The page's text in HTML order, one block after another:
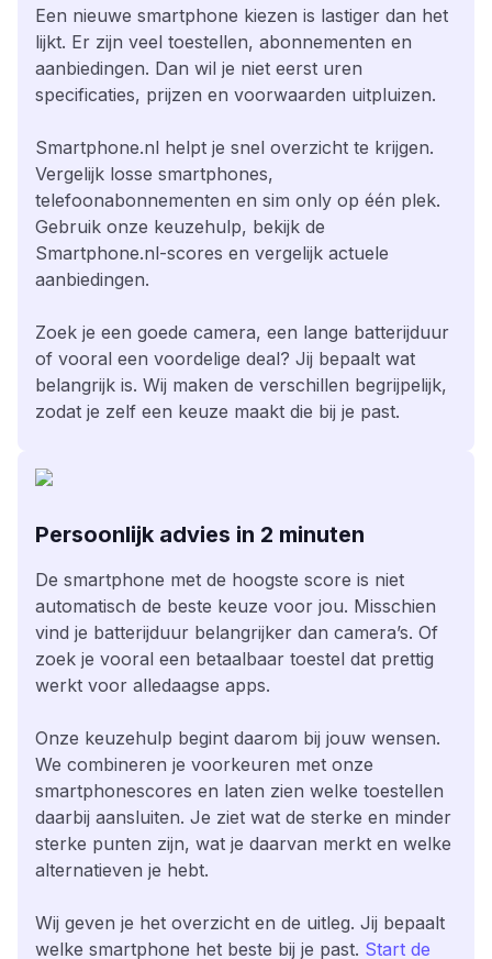
Een nieuwe smartphone kiezen is lastiger dan het
lijkt. Er zijn veel toestellen, abonnementen en
aanbiedingen. Dan wil je niet eerst uren
specificaties, prijzen en voorwaarden uitpluizen.
Smartphone.nl helpt je snel overzicht te krijgen.
Vergelijk losse smartphones,
telefoonabonnementen en sim only op één plek.
Gebruik onze keuzehulp, bekijk de
Smartphone.nl-scores en vergelijk actuele
aanbiedingen.
Zoek je een goede camera, een lange batterijduur
of vooral een voordelige deal? Jij bepaalt wat
belangrijk is. Wij maken de verschillen begrijpelijk,
zodat je zelf een keuze maakt die bij je past.
Persoonlijk advies in 2 minuten
De smartphone met de hoogste score is niet
automatisch de beste keuze voor jou. Misschien
vind je batterijduur belangrijker dan camera’s. Of
zoek je vooral een betaalbaar toestel dat prettig
werkt voor alledaagse apps.
Onze keuzehulp begint daarom bij jouw wensen.
We combineren je voorkeuren met onze
smartphonescores en laten zien welke toestellen
daarbij aansluiten. Je ziet wat de sterke en minder
sterke punten zijn, wat je daarvan merkt en welke
alternatieven je hebt.
Wij geven je het overzicht en de uitleg. Jij bepaalt
welke smartphone het beste bij je past. Start de